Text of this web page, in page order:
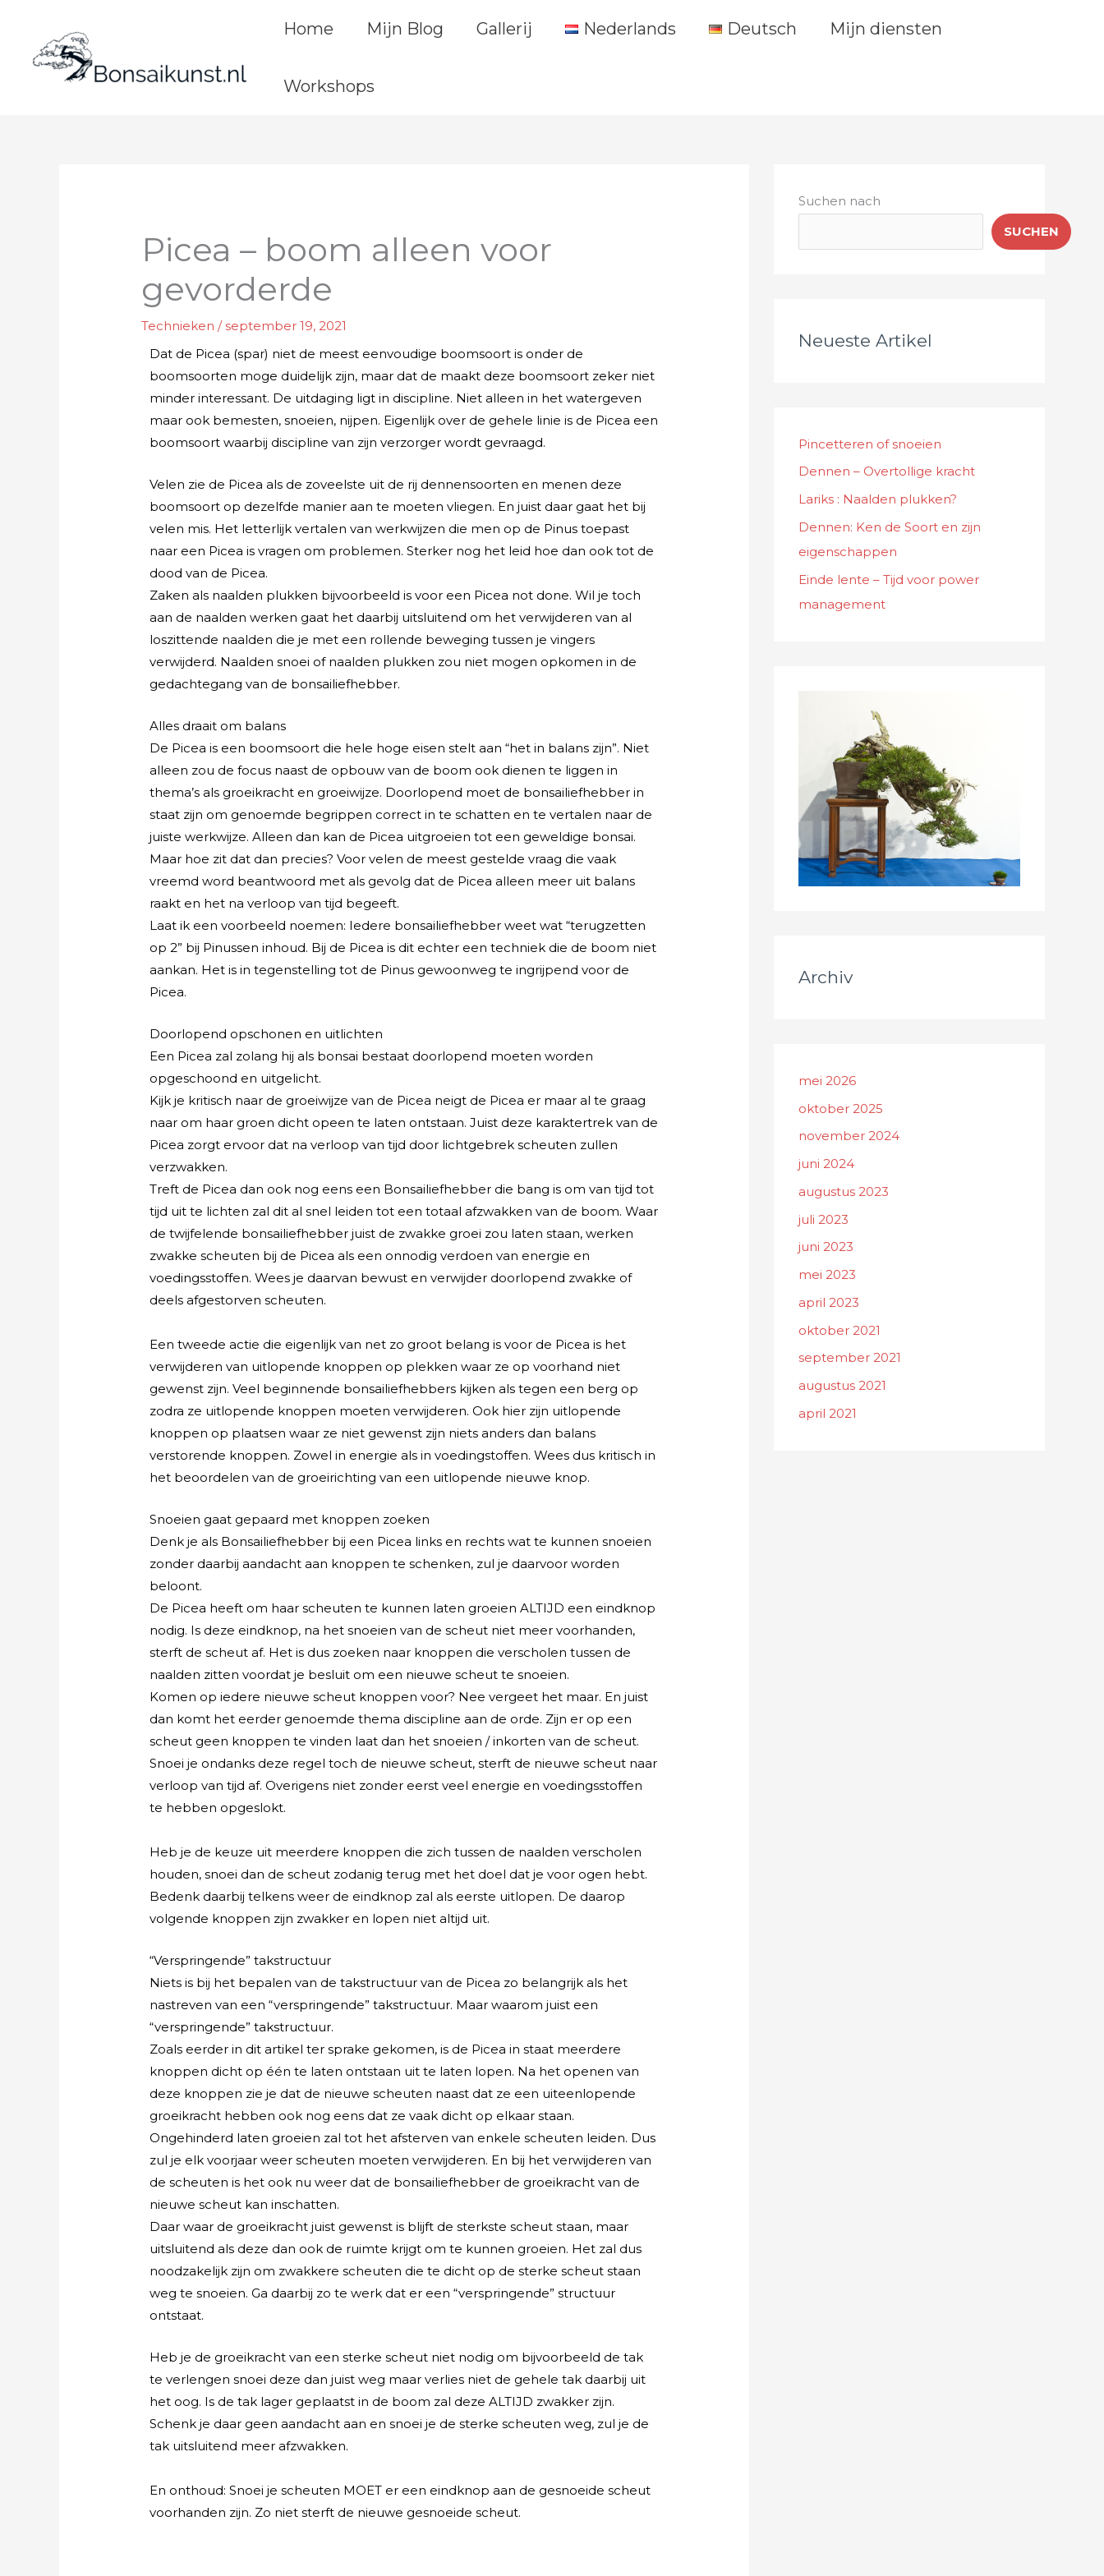
Home Mijn Blog Gallerij Nederlands Deutsch Mijn diensten
Workshops
Picea – boom alleen voor
gevorderde
Technieken /september 19, 2021
Dat de Picea (spar) niet de meest eenvoudige boomsoort is onder de
boomsoorten moge duidelijk zijn, maar dat de maakt deze boomsoort zeker niet
minder interessant. De uitdaging ligt in discipline. Niet alleen in het watergeven
maar ook bemesten, snoeien, nijpen. Eigenlijk over de gehele linie is de Picea een
boomsoort waarbij discipline van zijn verzorger wordt gevraagd.
Velen zie de Picea als de zoveelste uit de rij dennensoorten en menen deze
boomsoort op dezelfde manier aan te moeten vliegen. En juist daar gaat het bij
velen mis. Het letterlijk vertalen van werkwijzen die men op de Pinus toepast
naar een Picea is vragen om problemen. Sterker nog het leid hoe dan ook tot de
dood van de Picea.
Zaken als naalden plukken bijvoorbeeld is voor een Picea not done. Wil je toch
aan de naalden werken gaat het daarbij uitsluitend om het verwijderen van al
loszittende naalden die je met een rollende beweging tussen je vingers
verwijderd. Naalden snoei of naalden plukken zou niet mogen opkomen in de
gedachtegang van de bonsailiefhebber.
Alles draait om balans
De Picea is een boomsoort die hele hoge eisen stelt aan “het in balans zijn”. Niet
alleen zou de focus naast de opbouw van de boom ook dienen te liggen in
thema’s als groeikracht en groeiwijze. Doorlopend moet de bonsailiefhebber in
staat zijn om genoemde begrippen correct in te schatten en te vertalen naar de
juiste werkwijze. Alleen dan kan de Picea uitgroeien tot een geweldige bonsai.
Maar hoe zit dat dan precies? Voor velen de meest gestelde vraag die vaak
vreemd word beantwoord met als gevolg dat de Picea alleen meer uit balans
raakt en het na verloop van tijd begeeft.
Laat ik een voorbeeld noemen: Iedere bonsailiefhebber weet wat “terugzetten
op 2” bij Pinussen inhoud. Bij de Picea is dit echter een techniek die de boom niet
aankan. Het is in tegenstelling tot de Pinus gewoonweg te ingrijpend voor de
Picea.
Doorlopend opschonen en uitlichten
Een Picea zal zolang hij als bonsai bestaat doorlopend moeten worden
opgeschoond en uitgelicht.
Kijk je kritisch naar de groeiwijze van de Picea neigt de Picea er maar al te graag
naar om haar groen dicht opeen te laten ontstaan. Juist deze karaktertrek van de
Picea zorgt ervoor dat na verloop van tijd door lichtgebrek scheuten zullen
verzwakken.
Treft de Picea dan ook nog eens een Bonsailiefhebber die bang is om van tijd tot
tijd uit te lichten zal dit al snel leiden tot een totaal afzwakken van de boom. Waar
de twijfelende bonsailiefhebber juist de zwakke groei zou laten staan, werken
zwakke scheuten bij de Picea als een onnodig verdoen van energie en
voedingsstoffen. Wees je daarvan bewust en verwijder doorlopend zwakke of
deels afgestorven scheuten.
Een tweede actie die eigenlijk van net zo groot belang is voor de Picea is het
verwijderen van uitlopende knoppen op plekken waar ze op voorhand niet
gewenst zijn. Veel beginnende bonsailiefhebbers kijken als tegen een berg op
zodra ze uitlopende knoppen moeten verwijderen. Ook hier zijn uitlopende
knoppen op plaatsen waar ze niet gewenst zijn niets anders dan balans
verstorende knoppen. Zowel in energie als in voedingstoffen. Wees dus kritisch in
het beoordelen van de groeirichting van een uitlopende nieuwe knop.
Snoeien gaat gepaard met knoppen zoeken
Denk je als Bonsailiefhebber bij een Picea links en rechts wat te kunnen snoeien
zonder daarbij aandacht aan knoppen te schenken, zul je daarvoor worden
beloont.
De Picea heeft om haar scheuten te kunnen laten groeien ALTIJD een eindknop
nodig. Is deze eindknop, na het snoeien van de scheut niet meer voorhanden,
sterft de scheut af. Het is dus zoeken naar knoppen die verscholen tussen de
naalden zitten voordat je besluit om een nieuwe scheut te snoeien.
Komen op iedere nieuwe scheut knoppen voor? Nee vergeet het maar. En juist
dan komt het eerder genoemde thema discipline aan de orde. Zijn er op een
scheut geen knoppen te vinden laat dan het snoeien / inkorten van de scheut.
Snoei je ondanks deze regel toch de nieuwe scheut, sterft de nieuwe scheut naar
verloop van tijd af. Overigens niet zonder eerst veel energie en voedingsstoffen
te hebben opgeslokt.
Heb je de keuze uit meerdere knoppen die zich tussen de naalden verscholen
houden, snoei dan de scheut zodanig terug met het doel dat je voor ogen hebt.
Bedenk daarbij telkens weer de eindknop zal als eerste uitlopen. De daarop
volgende knoppen zijn zwakker en lopen niet altijd uit.
“Verspringende” takstructuur
Niets is bij het bepalen van de takstructuur van de Picea zo belangrijk als het
nastreven van een “verspringende” takstructuur. Maar waarom juist een
“verspringende” takstructuur.
Zoals eerder in dit artikel ter sprake gekomen, is de Picea in staat meerdere
knoppen dicht op één te laten ontstaan uit te laten lopen. Na het openen van
deze knoppen zie je dat de nieuwe scheuten naast dat ze een uiteenlopende
groeikracht hebben ook nog eens dat ze vaak dicht op elkaar staan.
Ongehinderd laten groeien zal tot het afsterven van enkele scheuten leiden. Dus
zul je elk voorjaar weer scheuten moeten verwijderen. En bij het verwijderen van
de scheuten is het ook nu weer dat de bonsailiefhebber de groeikracht van de
nieuwe scheut kan inschatten.
Daar waar de groeikracht juist gewenst is blijft de sterkste scheut staan, maar
uitsluitend als deze dan ook de ruimte krijgt om te kunnen groeien. Het zal dus
noodzakelijk zijn om zwakkere scheuten die te dicht op de sterke scheut staan
weg te snoeien. Ga daarbij zo te werk dat er een “verspringende” structuur
ontstaat.
Heb je de groeikracht van een sterke scheut niet nodig om bijvoorbeeld de tak
te verlengen snoei deze dan juist weg maar verlies niet de gehele tak daarbij uit
het oog. Is de tak lager geplaatst in de boom zal deze ALTIJD zwakker zijn.
Schenk je daar geen aandacht aan en snoei je de sterke scheuten weg, zul je de
tak uitsluitend meer afzwakken.
En onthoud: Snoei je scheuten MOET er een eindknop aan de gesnoeide scheut
voorhanden zijn. Zo niet sterft de nieuwe gesnoeide scheut.
Suchen nach
SUCHEN
Neueste Artikel
Pincetteren of snoeien
Dennen – Overtollige kracht
Lariks : Naalden plukken?
Dennen: Ken de Soort en zijn
eigenschappen
Einde lente – Tijd voor power
management
Archiv
mei 2026
oktober 2025
november 2024
juni 2024
augustus 2023
juli 2023
juni 2023
mei 2023
april 2023
oktober 2021
september 2021
augustus 2021
april 2021